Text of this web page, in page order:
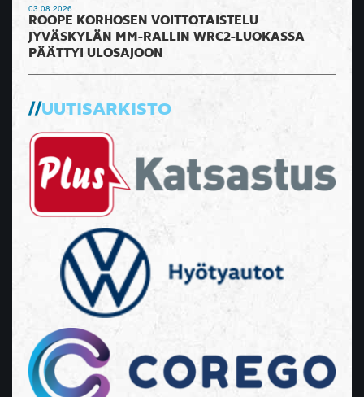
03.08.2026
ROOPE KORHOSEN VOITTOTAISTELU
JYVÄSKYLÄN MM-RALLIN WRC2-LUOKASSA
PÄÄTTYI ULOSAJOON
UUTISARKISTO